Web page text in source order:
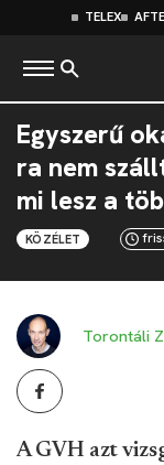
TELEX
Egyszerű
ra nem
mi lesz a
KÖZÉLET
Torontáli
A GVH azt